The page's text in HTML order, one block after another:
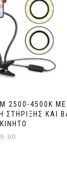
2500-4500K ΜΕ
ΣΤΉΡΙΞΗΣ ΚΑΙ
9.90